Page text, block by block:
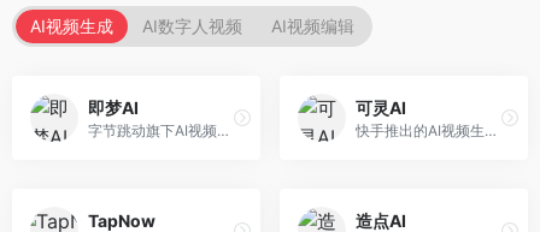
AI视频生成 AI数字人视频 AI视频编辑
即梦AI
字节跳动旗下AI视频创作平台，支持多模态内容生成。面向内容创作者和营销人员，提供文生视频、图生视频、智能剪辑等功能，中文理解能力强，创作效率高。
可灵AI
快手推出的AI视频生成平台，支持文生视频和图生视频，可生成长达2分钟的高质量视频内容。面向短视频创作者和营销人员，操作简便，生成效果逼真，适合商业推广和创意表达。
TapNow 造点AI